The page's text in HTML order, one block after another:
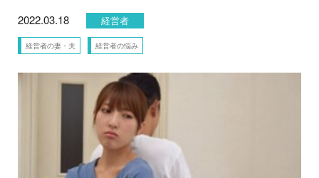
2022.03.18 経営者
経営者の妻・夫 経営者の悩み